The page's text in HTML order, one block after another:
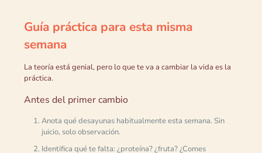
Guía práctica para esta misma
semana
La teoría está genial, pero lo que te va a cambiar la vida es la
práctica.
Antes del primer cambio
Anota qué desayunas habitualmente esta semana. Sin
juicio, solo observación.
Identifica qué te falta: ¿proteína? ¿fruta? ¿Comes